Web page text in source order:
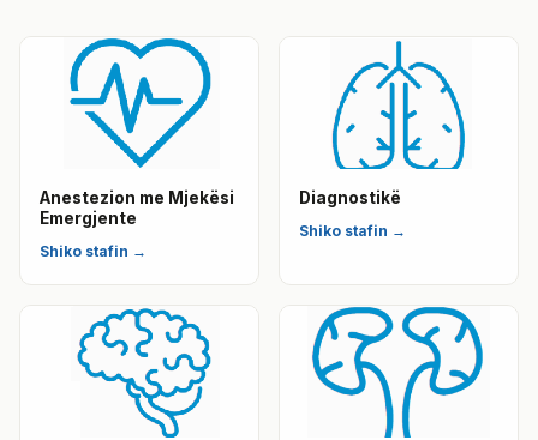
Anestezion me Mjekësi
Emergjente
Shiko stafin →
Diagnostikë
Shiko stafin →